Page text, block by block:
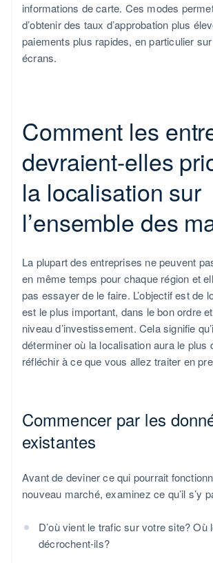
informations de carte. Ces modes
d’obtenir des taux d’approbation plus
paiements plus rapides, en particulier
écrans.
Comment les
devraient-elles
la localisation sur
l’ensemble des
La plupart des entreprises ne peuvent
en même temps pour chaque région et
pas essayer de le faire. L’objectif est de
est le plus important, dans le bon ordre
niveau d’investissement. Cela signifie
déterminer où la localisation aura le plus
réfléchir à ce que vous allez traiter en
Commencer par les
existantes
Avant de deviner ce qui pourrait
nouveau marché, examinez ce qu’il s’y
D’où vient le trafic sur votre site? Où
décrochent-ils?